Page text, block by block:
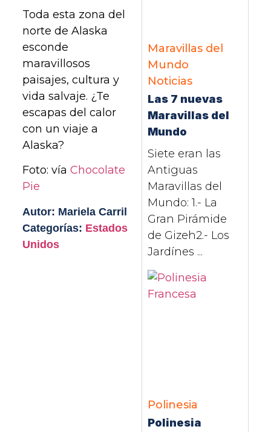
Toda esta zona del
norte de Alaska
esconde
maravillosos
paisajes, cultura y
vida salvaje. ¿Te
escapas del calor
con un viaje a
Alaska?
Foto: víaChocolate
Pie
Autor: Mariela Carril
Categorías: Estados
Unidos
Maravillas del
Mundo
Noticias
Las 7 nuevas
Maravillas del
Mundo
Siete eran las
Antiguas
Maravillas del
Mundo: 1.- La
Gran Pirámide
de Gizeh2.- Los
Jardínes ...
Polinesia
Polinesia